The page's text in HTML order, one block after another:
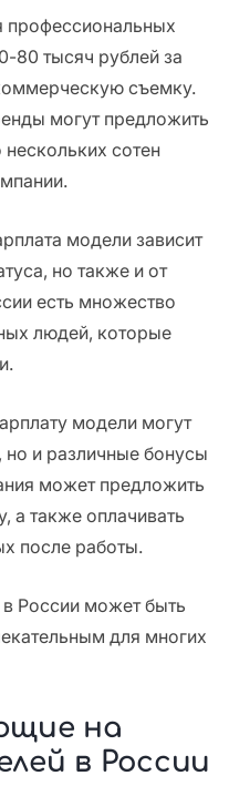
профессиональных
80 тысяч рублей за
съемку.
могут предложить
сотен
модели зависит
но также и от
есть множество
людей, которые
модели могут
но и различные бонусы
может предложить
а также оплачивать
после работы.
России может быть
для многих
на
в России